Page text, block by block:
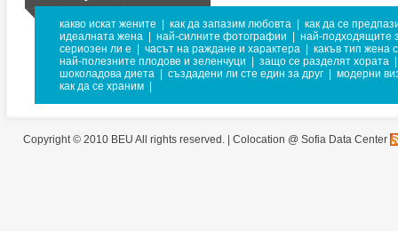
какво искат жените как да запазим любовта
как да се
идеалната жена
най-силните фотографии
най-подходящите
сериозен ли е
часът на раждане и характера
какъв тип жена
най-полезните плодове и зеленчуци
защо се разделят хората
шоколадова диета
създадени ли сте един за друг
модерни
как да се храним
Copyright © 2010 BEU All rights reserved. | Colocation @ Sofia Data Center